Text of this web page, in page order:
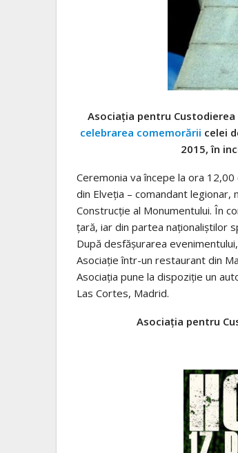
Asociația pentru Custodierea
celebrarea comemorării celei
2015, în
Ceremonia va începe la ora
din Elveția – comandant legionar,
Construcție al Monumentului. În
țară, iar din partea naţionaliştilor
După desfășurarea
Asociație într-un restaurant din
Asociaţia pune la dispoziţie un
Las Cortes, Madrid.
Asociația pentru